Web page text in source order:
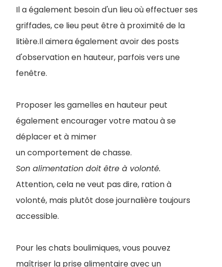
Il a également besoin d'un lieu où effectuer ses
griffades, ce lieu peut être à proximité de la
litière.Il aimera également avoir des posts
d'observation en hauteur, parfois vers une
fenêtre.
Proposer les gamelles en hauteur peut
également encourager votre matou à se
déplacer et à mimer
un comportement de chasse.
Son alimentation doit être à volonté.
Attention, cela ne veut pas dire, ration à
volonté, mais plutôt dose journalière toujours
accessible.
Pour les chats boulimiques, vous pouvez
maîtriser la prise alimentaire avec un